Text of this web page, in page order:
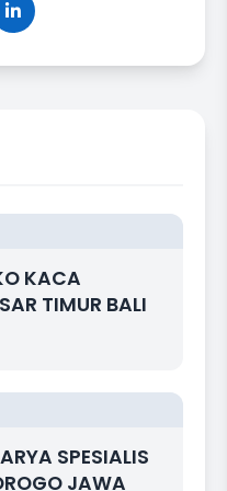
KACA
TIMUR BALI
SPESIALIS
JAWA